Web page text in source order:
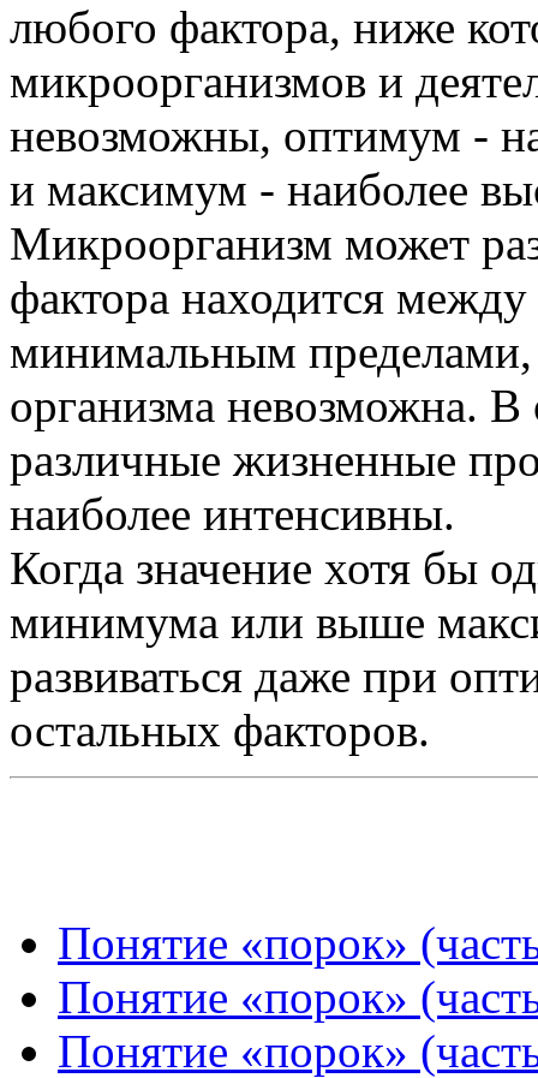
любого фактора, ниже
микроорганизмов и
невозможны, оптимум -
и максимум - наиболее
Микроорганизм может
фактора находится
минимальным
организма невозможна.
различные жизненные
наиболее интенсивны.
Когда значение хотя бы
минимума или выше
развиваться даже при
остальных факторов.
Понятие «порок»
Понятие «порок»
Понятие «порок»